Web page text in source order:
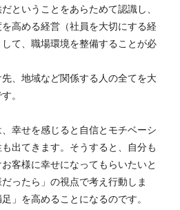
ということをあらためて認識し、
高める経営（社員を大切にする経
て、職場環境を整備することが必
、地域など関係する人の全てを大
。
幸せを感じると自信とモチベーシ
出てきます。そうすると、自分も
客様に幸せになってもらいたいと
ったら」の視点で考え行動しま
」を高めることになるのです。